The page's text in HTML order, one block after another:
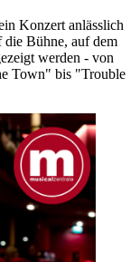
Konzert anlässlich
die Bühne, auf dem
werden - von
Town" bis "Trouble